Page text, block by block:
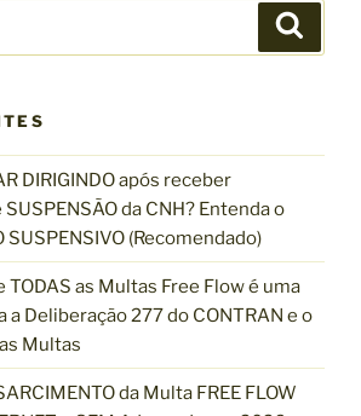
s
r
DIRIGINDO após receber
SUSPENSÃO da CNH? Entenda o
SUSPENSIVO (Recomendado)
as Multas Free Flow é uma
a Deliberação 277 do CONTRAN e o
Multas
da Multa FREE FLOW